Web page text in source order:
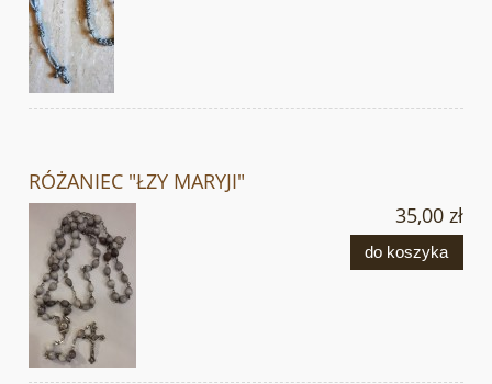
RÓŻANIEC "ŁZY MARYJI"
35,00 zł
do koszyka